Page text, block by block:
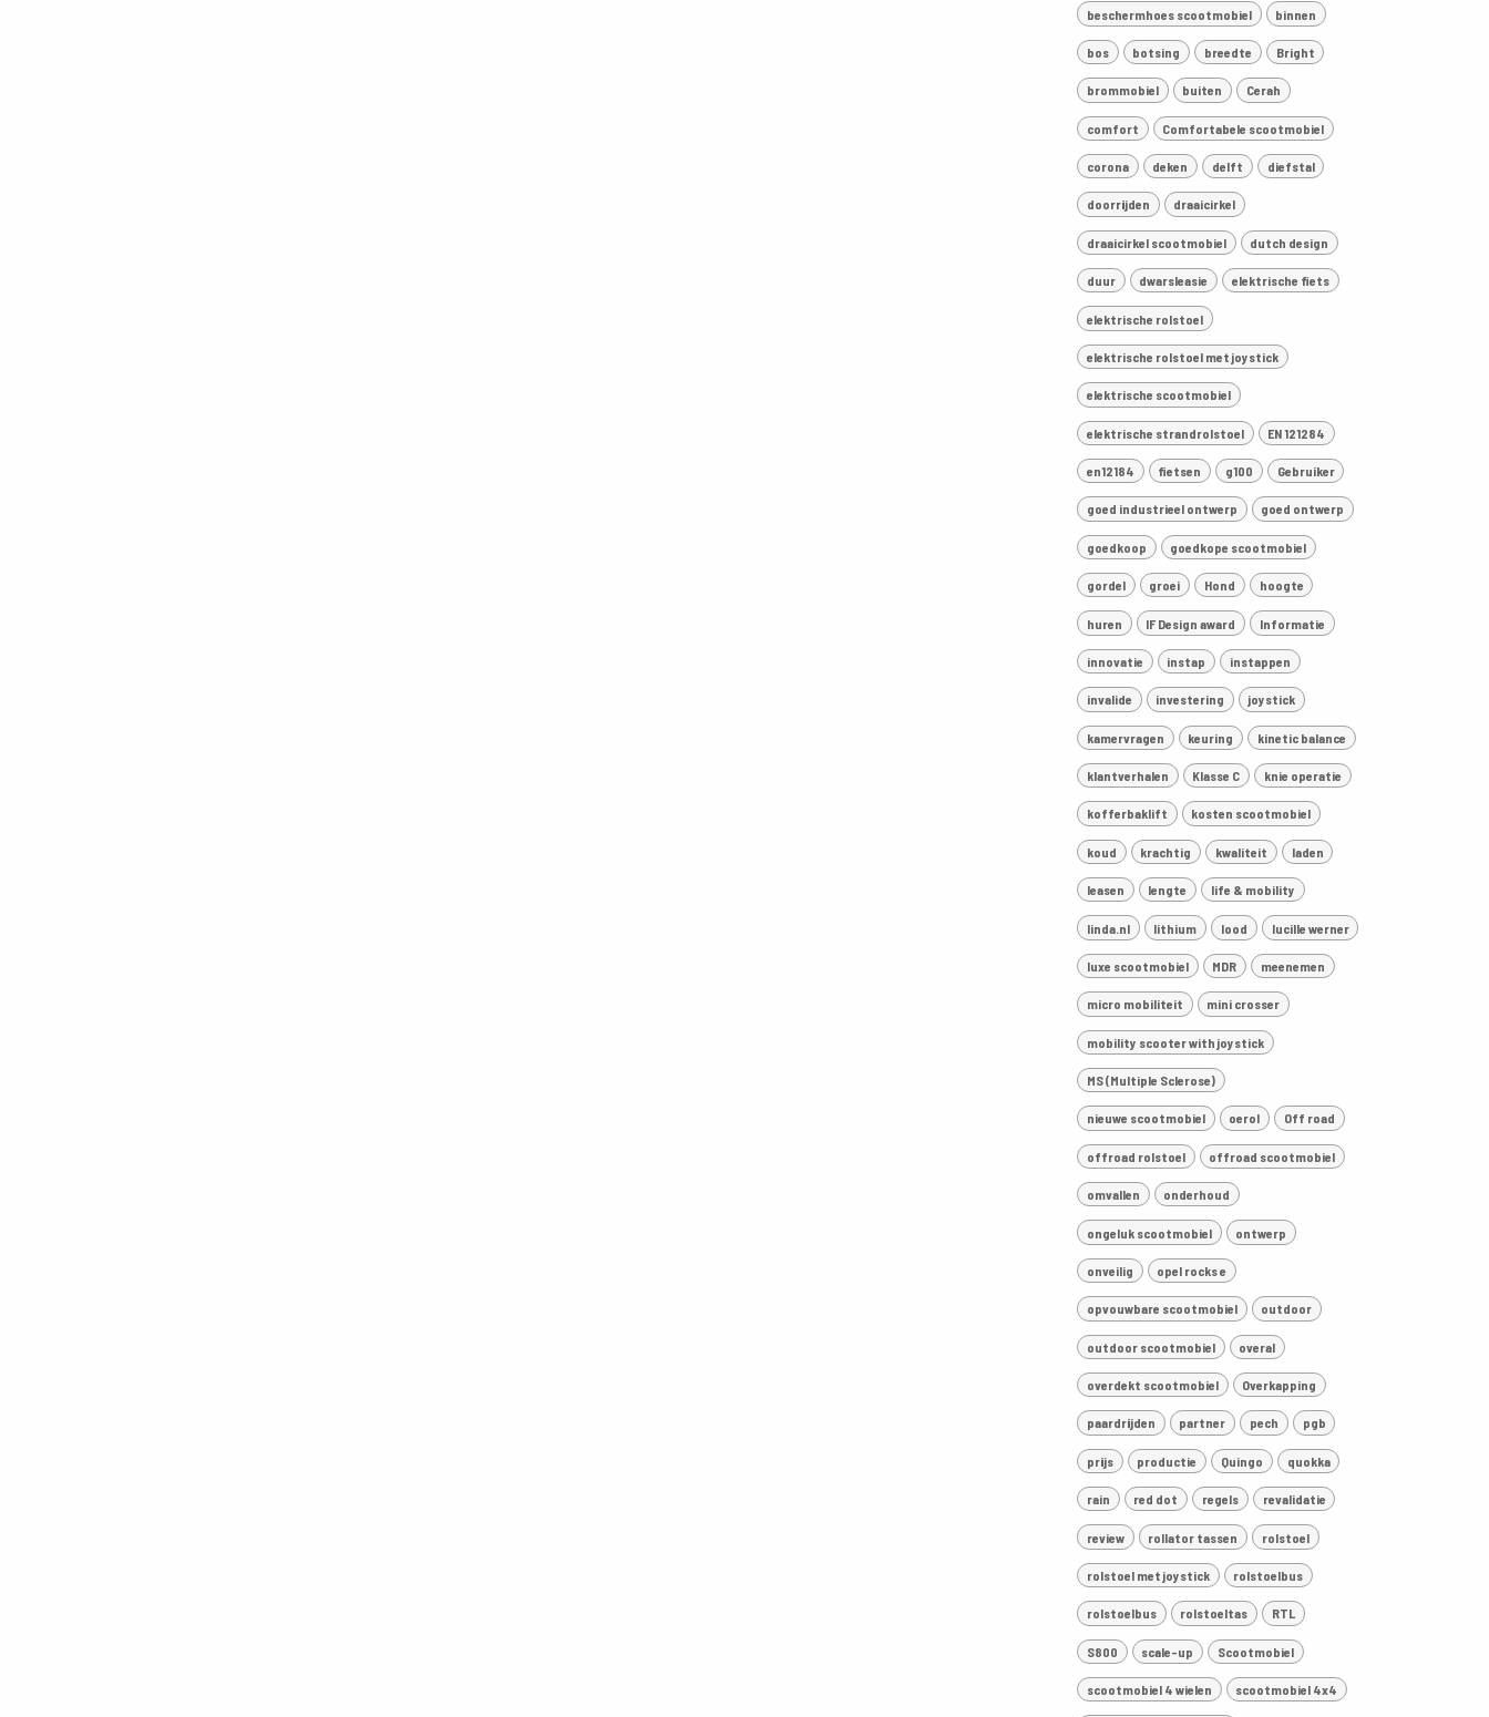
beschermhoes scootmobiel binnen
bos botsing breedte Bright
brommobiel buiten Cerah
comfort Comfortabele scootmobiel
corona deken delft diefstal
doorrijden draaicirkel
draaicirkel scootmobiel dutch design
duur dwarsleasie elektrische fiets
elektrische rolstoel
elektrische rolstoel met joystick
elektrische scootmobiel
elektrische strandrolstoel EN 121284
en12184 fietsen g100 Gebruiker
goed industrieel ontwerp goed ontwerp
goedkoop goedkope scootmobiel
gordel groei Hond hoogte
huren IF Design award Informatie
innovatie instap instappen
invalide investering joystick
kamervragen keuring kinetic balance
klantverhalen Klasse C knie operatie
kofferbaklift kosten scootmobiel
koud krachtig kwaliteit laden
leasen lengte life & mobility
linda.nl lithium lood lucille werner
luxe scootmobiel MDR meenemen
micro mobiliteit mini crosser
mobility scooter with joystick
MS (Multiple Sclerose)
nieuwe scootmobiel oerol Off road
offroad rolstoel offroad scootmobiel
omvallen onderhoud
ongeluk scootmobiel ontwerp
onveilig opel rocks e
opvouwbare scootmobiel outdoor
outdoor scootmobiel overal
overdekt scootmobiel Overkapping
paardrijden partner pech pgb
prijs productie Quingo quokka
rain red dot regels revalidatie
review rollator tassen rolstoel
rolstoel met joystick rolstoelbus
rolstoelbus rolstoeltas RTL
S800 scale-up Scootmobiel
scootmobiel 4 wielen scootmobiel 4x4